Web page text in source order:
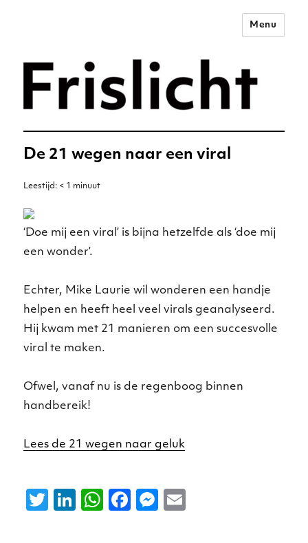
Merkstrategie voor het
digitale tijdperk –
Frislicht
Menu
De 21 wegen naar een viral
Leestijd: < 1 minuut
‘Doe mij een viral’ is bijna hetzelfde als ‘doe mij
een wonder’.
Echter, Mike Laurie wil wonderen een handje
helpen en heeft heel veel virals geanalyseerd.
Hij kwam met 21 manieren om een succesvolle
viral te maken.
Ofwel, vanaf nu is de regenboog binnen
handbereik!
Lees de 21 wegen naar geluk
T
Li
W F
M